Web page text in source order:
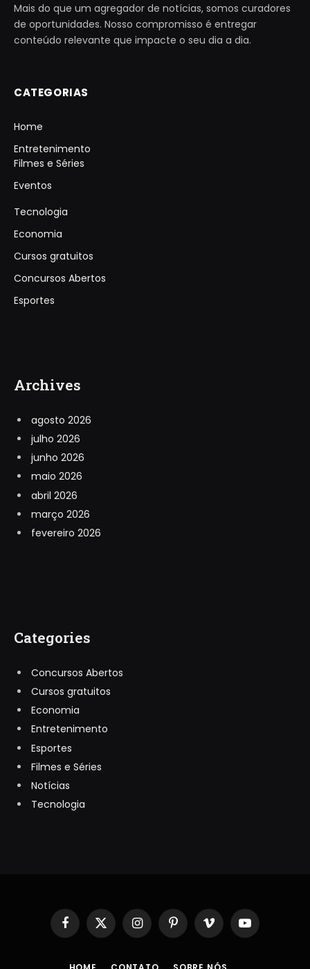
Mais do que um agregador de notícias, somos curadores
de oportunidades. Nosso compromisso é entregar
conteúdo relevante que impacte o seu dia a dia.
CATEGORIAS
Home
Entretenimento
Filmes e Séries
Eventos
Tecnologia
Economia
Cursos gratuitos
Concursos Abertos
Esportes
Archives
agosto 2026
julho 2026
junho 2026
maio 2026
abril 2026
março 2026
fevereiro 2026
Categories
Concursos Abertos
Cursos gratuitos
Economia
Entretenimento
Esportes
Filmes e Séries
Notícias
Tecnologia
Facebook
X
(Twitter)
InstagramPinterestVimeo YouTube